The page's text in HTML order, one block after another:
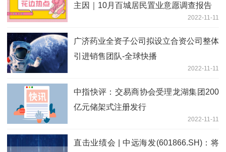
主因｜10月百城居民置业意愿调查报告
2022-11-11
广济药业全资子公司拟设立合资公司整体
引进销售团队-全球快播
2022-11-11
中指快评：交易商协会受理龙湖集团200
亿元储架式注册发行
2022-11-11
直击业绩会 | 中远海发(601866.SH)：将